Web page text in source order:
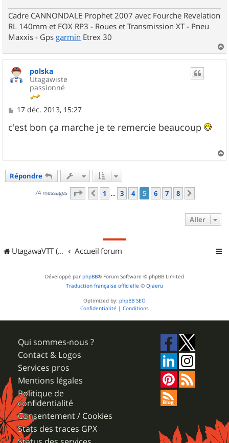
Cadre CANNONDALE Prophet 2007 avec Fourche Revelation
RL 140mm et FOX RP3 - Roues et Transmission XT - Pneu
Maxxis - Gps garmin Etrex 30
a
polska
Utagawiste
passionné
M
s
s
e
17 déc. 2013, 15:27
c'est bon ça marche je te remercie beaucoup
a
Répondre
74 messages Page 5sur 8
Précédent
1 … 3 4 5 6 7 8
Aller
UtagawaVTT (Randos VTT et VTTAE avec traces GPS) Accueil forum
Développé par phpBB® Forum Software © phpBB Limited
Traduction française officielle © Qiaeru
Optimized by: phpBB SEO
Confidentialité | Conditions
Qui sommes-nous ?
Contact & Logos
Services pros
Mentions légales
Politique de
confidentialité
Consentement / Cookies
Stats des traces GPX